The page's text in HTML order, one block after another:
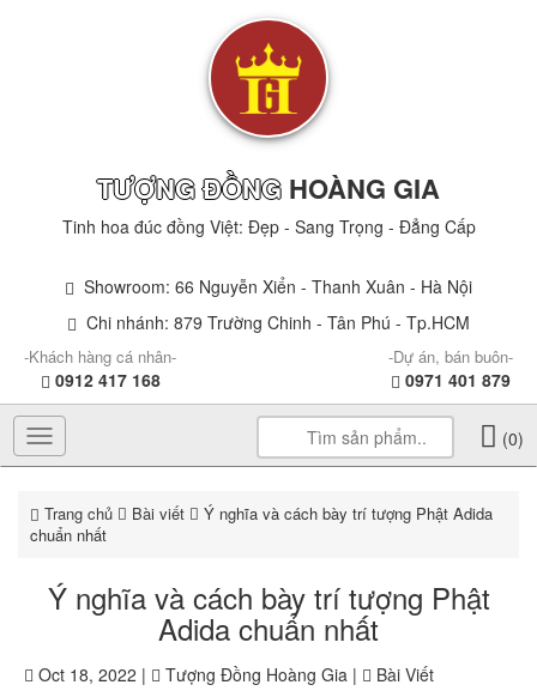
TƯỢNG ĐỒNG HOÀNG GIA
Tinh hoa đúc đồng Việt: Đẹp - Sang Trọng - Đẳng Cấp
Showroom: 66 Nguyễn Xiển - Thanh Xuân - Hà Nội
Chi nhánh: 879 Trường Chinh - Tân Phú - Tp.HCM
-Khách hàng cá nhân-
0912 417 168
-Dự án, bán buôn-
0971 401 879
Toggle
navigation
(0)
Trang chủ Bài viết
Ý nghĩa và cách bày trí tượng Phật Adida
chuẩn nhất
Ý nghĩa và cách bày trí tượng Phật
Adida chuẩn nhất
Oct 18, 2022 | Tượng Đồng Hoàng Gia |
Bài Viết